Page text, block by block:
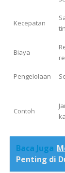
Kecepatan
Biaya
Pengelolaan
Contoh
Baca Juga
Penting di